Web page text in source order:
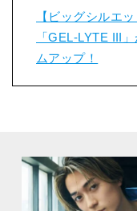
【ビッグシルエ
「GEL-LYTE III
ムアップ！